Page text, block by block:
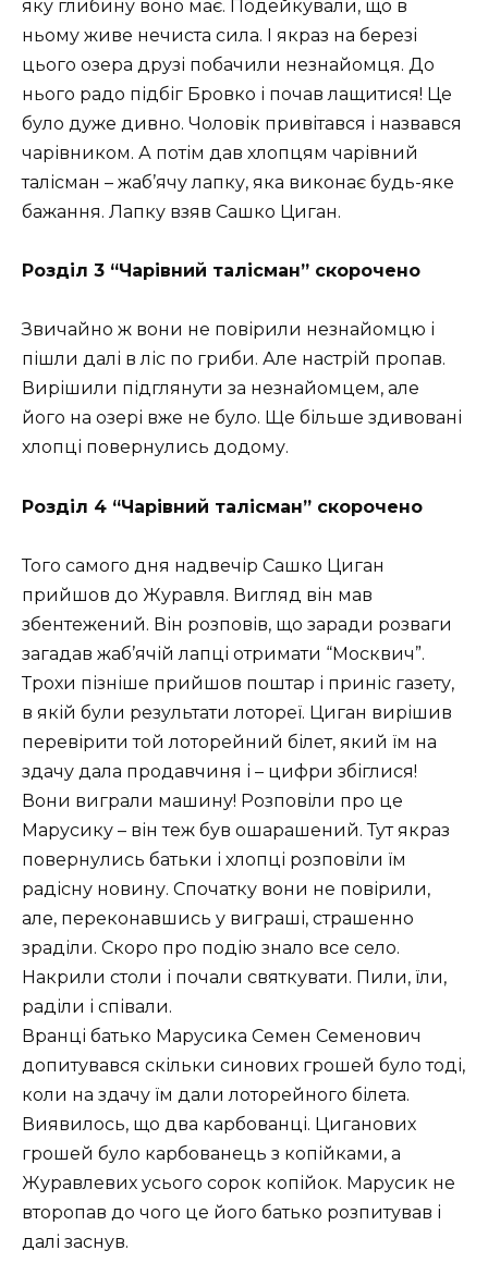
яку глибину воно має. Подейкували, що в
ньому живе нечиста сила. І якраз на березі
цього озера друзі побачили незнайомця. До
нього радо підбіг Бровко і почав лащитися! Це
було дуже дивно. Чоловік привітався і назвався
чарівником. А потім дав хлопцям чарівний
талісман – жаб’ячу лапку, яка виконає будь-яке
бажання. Лапку взяв Сашко Циган.
Розділ 3 “Чарівний талісман” скорочено
Звичайно ж вони не повірили незнайомцю і
пішли далі в ліс по гриби. Але настрій пропав.
Вирішили підглянути за незнайомцем, але
його на озері вже не було. Ще більше здивовані
хлопці повернулись додому.
Розділ 4 “Чарівний талісман” скорочено
Того самого дня надвечір Сашко Циган
прийшов до Журавля. Вигляд він мав
збентежений. Він розповів, що заради розваги
загадав жаб’ячій лапці отримати “Москвич”.
Трохи пізніше прийшов поштар і приніс газету,
в якій були результати лотореї. Циган вирішив
перевірити той лоторейний білет, який їм на
здачу дала продавчиня і – цифри збіглися!
Вони виграли машину! Розповіли про це
Марусику – він теж був ошарашений. Тут якраз
повернулись батьки і хлопці розповіли їм
радісну новину. Спочатку вони не повірили,
але, переконавшись у виграші, страшенно
зраділи. Скоро про подію знало все село.
Накрили столи і почали святкувати. Пили, їли,
раділи і співали.
Вранці батько Марусика Семен Семенович
допитувався скільки синових грошей було тоді,
коли на здачу їм дали лоторейного білета.
Виявилось, що два карбованці. Циганових
грошей було карбованець з копійками, а
Журавлевих усього сорок копійок. Марусик не
второпав до чого це його батько розпитував і
далі заснув.